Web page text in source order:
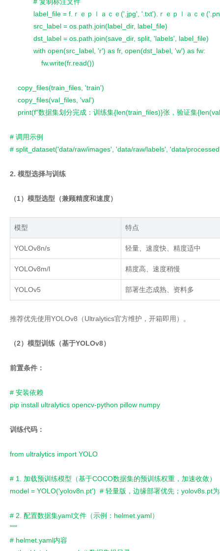
label_file = f.ｒｅｐｌａｃｅ('.jpg', '.txt').ｒｅｐｌａｃｅ
src_label = os.path.join(label_dir, label_file)
dst_label = os.path.join(save_dir, split, 'labels', label_file)
with open(src_label, 'r') as fr, open(dst_label, 'w') as fw:
fw.write(fr.read())
copy_files(train_files, 'train')
copy_files(val_files, 'val')
print(f"数据集划分完成：训练集{len(train_files)}张，验证集
# 调用示例
# split_dataset('data/raw/images', 'data/raw/labels', 'data/
2. 模型选择与训练
（1）模型选型（兼顾精度和速度）
模型 特点
YOLOv8n/s 轻量、速度快、精度适中
YOLOv8m/l 精度高、速度稍慢
YOLOv5 部署生态成熟、资料多
推荐优先使用YOLOv8（Ultralytics官方维护，开箱即用）。
（2）模型训练（基于YOLOv8）
前置条件：
# 安装依赖
pip install ultralytics opencv-python pillow numpy
训练代码：
from ultralytics import YOLO
# 1. 加载预训练模型（基于COCO数据集的预训练权重，加速收敛）
model = YOLO('yolov8n.pt')  # 轻量版，边缘部署优先；yolov8s.pt
# 2. 配置数据集yaml文件（示例：helmet.yaml）
"""
# helmet.yaml内容